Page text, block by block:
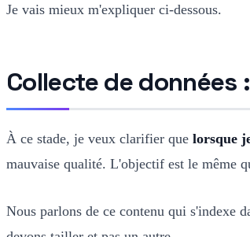
Je vais mieux m'expliquer ci-dessous.
Collecte de
À ce stade, je veux clarifier que lorsque
mauvaise qualité. L'objectif est le même
Nous parlons de ce contenu qui s'indexe